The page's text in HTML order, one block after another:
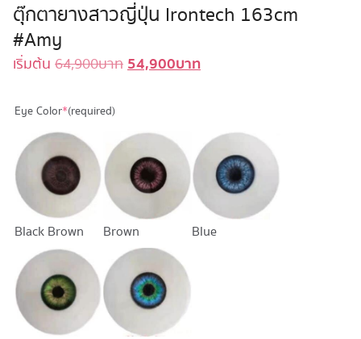
ตุ๊กตายางสาวญี่ปุ่น Irontech 163cm
#Amy
เริ่มต้น 64,900บาท Original
64,900 บาท.
54,900บาทCurrent
54,900 บาท.
Eye Color*(required)
Black Brown Brown Blue